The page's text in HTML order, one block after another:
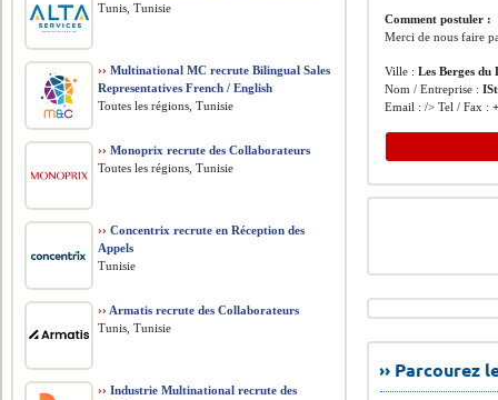
Comment postuler :
Merci de nous faire
Ville :Les Berges du
Nom / Entreprise :
Email : /> Tel / Fax :
››
Tunis, Tunisie
›› Multinational MC recrute Bilingual Sales
Representatives French / English
Toutes les régions, Tunisie
›› Monoprix recrute des Collaborateurs
Toutes les régions, Tunisie
›› Concentrix recrute en Réception des
Appels
Tunisie
›› Armatis recrute des Collaborateurs
Tunis, Tunisie
›› Industrie Multinational recrute des